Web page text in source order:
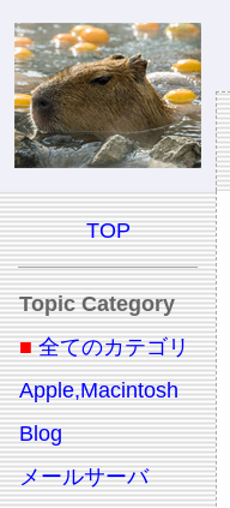
TOP
Topic Category
■ 全てのカテゴリ
Apple,Macintosh
Blog
メールサーバ